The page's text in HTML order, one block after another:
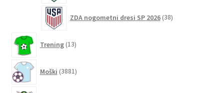
ZDA nogometni dresi SP 2026 38izdelkov
Trening 13izdelkov
Moški 3881izdelkov